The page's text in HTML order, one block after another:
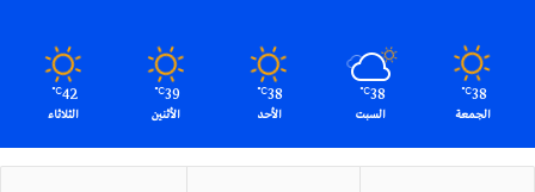
38
℃
الجمعة
38
℃
السبت
38
℃
الأحد
39
℃
الأثنين
42
℃
الثلاثاء